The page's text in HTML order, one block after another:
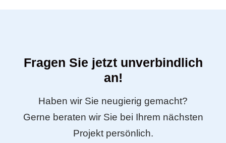
Fragen Sie jetzt unverbindlich
an!
Haben wir Sie neugierig gemacht?
Gerne beraten wir Sie bei Ihrem nächsten
Projekt persönlich.